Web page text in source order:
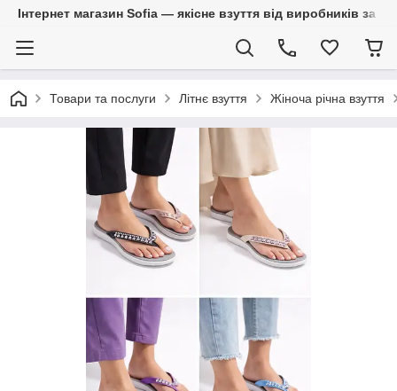
Інтернет магазин Sofia — якісне взуття від виробників за
Товари та послуги Літнє взуття Жіноча річна взуття